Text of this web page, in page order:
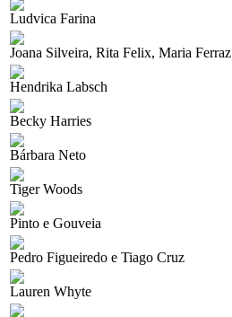
Ludvica Farina
Joana Silveira, Rita Felix, Maria Ferraz
Hendrika Labsch
Becky Harries
Bárbara Neto
Tiger Woods
Pinto e Gouveia
Pedro Figueiredo e Tiago Cruz
Lauren Whyte